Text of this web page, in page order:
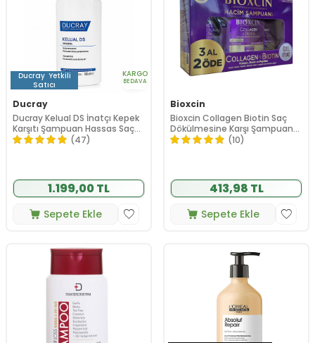
Ducray Yetkili
Satıcı
KARGO
BEDAVA
Ducray
Ducray Kelual DS İnatçı Kepek
Karşıtı Şampuan Hassas Saç
Derisi için 100 ml
(47)
1.199,00 TL
Sepete Ekle
Bioxcin
Bioxcin Collagen Biotin Saç
Dökülmesine Karşı Şampuan
300 ml- 3 al 2 öde
(10)
413,98 TL
Sepete Ekle